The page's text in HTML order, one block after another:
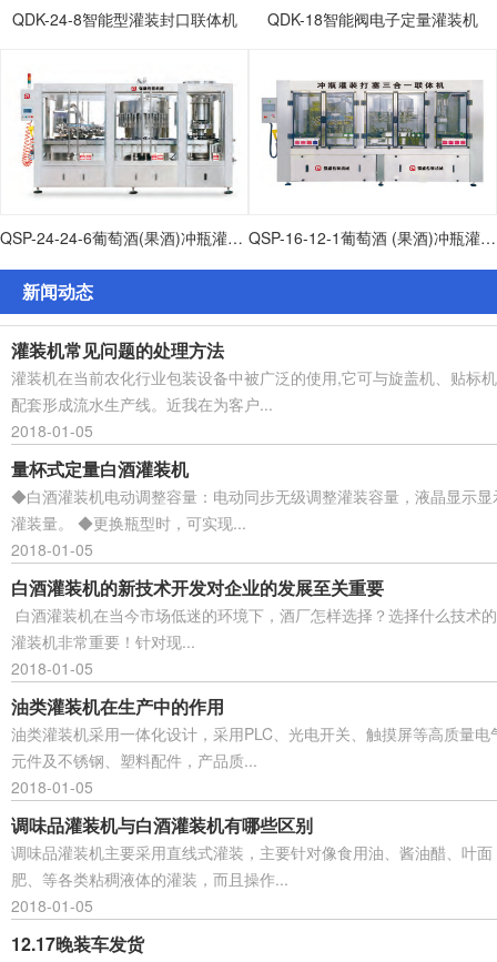
QDK-24-8智能型灌装封口联体机 QDK-18智能阀电子定量灌装机
QSP-24-24-6葡萄酒(果酒)冲瓶灌装打塞联体机 QSP-16-12-1葡萄酒 (果酒)冲瓶灌装打塞联体机
新闻动态
灌装机常见问题的处理方法
灌装机在当前农化行业包装设备中被广泛的使用,它可与旋盖机、贴标机
配套形成流水生产线。近我在为客户...
2018-01-05
量杯式定量白酒灌装机
◆白酒灌装机电动调整容量：电动同步无级调整灌装容量，液晶显示显
灌装量。 ◆更换瓶型时，可实现...
2018-01-05
白酒灌装机的新技术开发对企业的发展至关重要
白酒灌装机在当今市场低迷的环境下，酒厂怎样选择？选择什么技术的
灌装机非常重要！针对现...
2018-01-05
油类灌装机在生产中的作用
油类灌装机采用一体化设计，采用PLC、光电开关、触摸屏等高质量电
元件及不锈钢、塑料配件，产品质...
2018-01-05
调味品灌装机与白酒灌装机有哪些区别
调味品灌装机主要采用直线式灌装，主要针对像食用油、酱油醋、叶面
肥、等各类粘稠液体的灌装，而且操作...
2018-01-05
12.17晚装车发货